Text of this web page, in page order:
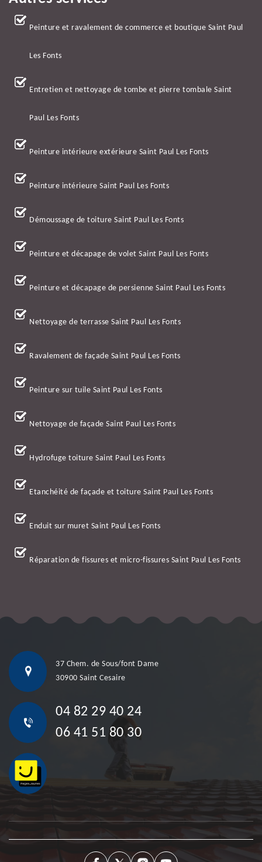
Peinture et ravalement de commerce et boutique Saint Paul
Les Fonts
Entretien et nettoyage de tombe et pierre tombale Saint
Paul Les Fonts
Peinture intérieure extérieure Saint Paul Les Fonts
Peinture intérieure Saint Paul Les Fonts
Démoussage de toiture Saint Paul Les Fonts
Peinture et décapage de volet Saint Paul Les Fonts
Peinture et décapage de persienne Saint Paul Les Fonts
Nettoyage de terrasse Saint Paul Les Fonts
Ravalement de façade Saint Paul Les Fonts
Peinture sur tuile Saint Paul Les Fonts
Nettoyage de façade Saint Paul Les Fonts
Hydrofuge toiture Saint Paul Les Fonts
Etanchéité de façade et toiture Saint Paul Les Fonts
Enduit sur muret Saint Paul Les Fonts
Réparation de fissures et micro-fissures Saint Paul Les Fonts
37 Chem. de Sous/font Dame
30900 Saint Cesaire
04 82 29 40 24
06 41 51 80 30